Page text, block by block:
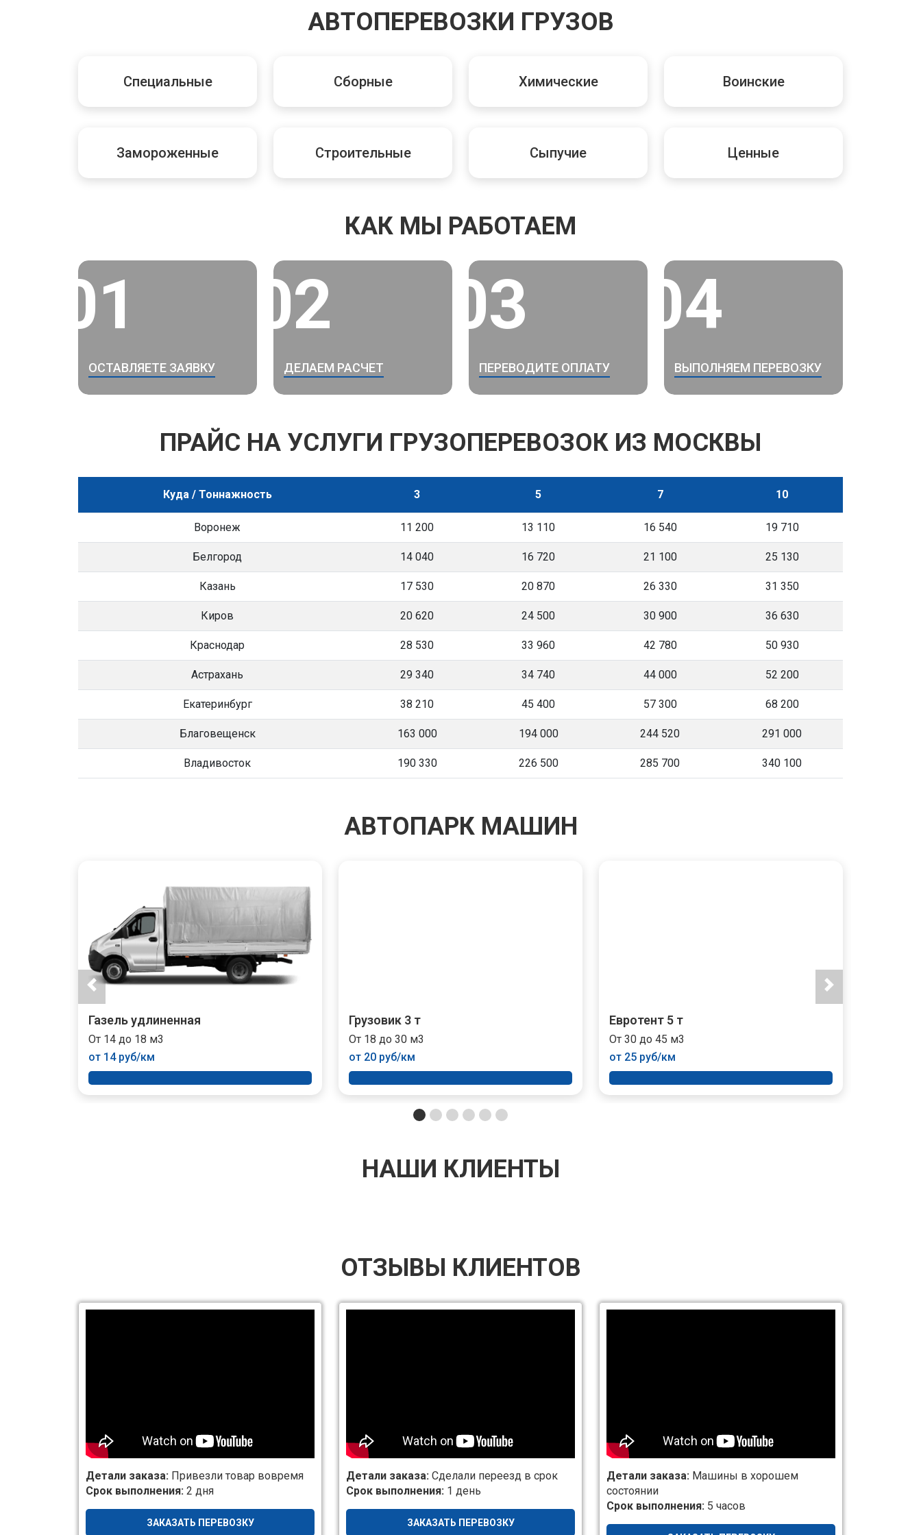
АВТОПЕРЕВОЗКИ ГРУЗОВ
Специальные Сборные Химические Воинские
Замороженные Строительные Сыпучие Ценные
КАК МЫ РАБОТАЕМ
01
ОСТАВЛЯЕТЕ ЗАЯВКУ
02
ДЕЛАЕМ РАСЧЕТ
03
ПЕРЕВОДИТЕ ОПЛАТУ
04
ВЫПОЛНЯЕМ ПЕРЕВОЗКУ
ПРАЙС НА УСЛУГИ ГРУЗОПЕРЕВОЗОК ИЗ МОСКВЫ
Куда / Тоннажность 3 5 7 10
Воронеж 11 200 13 110 16 540 19 710
Белгород 14 040 16 720 21 100 25 130
Казань 17 530 20 870 26 330 31 350
Киров 20 620 24 500 30 900 36 630
Краснодар 28 530 33 960 42 780 50 930
Астрахань 29 340 34 740 44 000 52 200
Екатеринбург 38 210 45 400 57 300 68 200
Благовещенск 163 000 194 000 244 520 291 000
Владивосток 190 330 226 500 285 700 340 100
АВТОПАРК МАШИН
Газель удлиненная
От 14 до 18 м3
от 14 руб/км
Грузовик 3 т
От 18 до 30 м3
от 20 руб/км
Евротент 5 т
От 30 до 45 м3
от 25 руб/км
НАШИ КЛИЕНТЫ
ОТЗЫВЫ КЛИЕНТОВ
Детали заказа: Привезли товар вовремя
Срок выполнения: 2 дня
ЗАКАЗАТЬ ПЕРЕВОЗКУ
Детали заказа: Сделали переезд в срок
Срок выполнения: 1 день
ЗАКАЗАТЬ ПЕРЕВОЗКУ
Детали заказа: Машины в хорошем
состоянии
Срок выполнения: 5 часов